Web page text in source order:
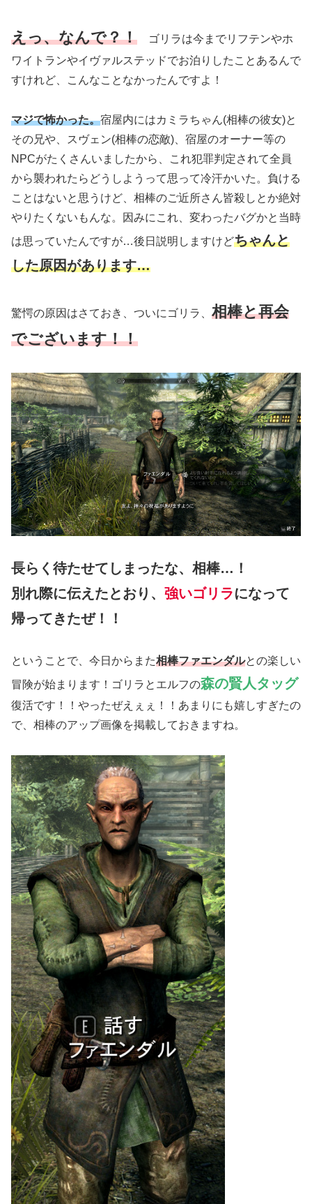
えっ、なんで？！ ゴリラは今までリフテンやホ
ワイトランやイヴァルステッドでお泊りしたことあるんで
すけれど、こんなことなかったんですよ！
マジで怖かった。宿屋内にはカミラちゃん(相棒の彼女)と
その兄や、スヴェン(相棒の恋敵) 、宿屋のオーナー等の
NPCがたくさんいましたから、これ犯罪判定されて全員
から襲われたらどうしようって思って冷汗かいた。負ける
ことはないと思うけど、相棒のご近所さん皆殺しとか絶対
やりたくないもんな。因みにこれ、変わったバグかと当時
は思っていたんですが…後日説明しますけどちゃんと
した原因があります…
驚愕の原因はさておき、ついにゴリラ、 相棒と再会
でございます！！
長らく待たせてしまったな、相棒…！
別れ際に伝えたとおり、 強いゴリラになって
帰ってきたぜ！！
ということで、今日からまた相棒ファエンダルとの楽しい
冒険が始まります！ゴリラとエルフの森の賢人タッグ
復活です！！やったぜえぇぇ！！あまりにも嬉しすぎたの
で、相棒のアップ画像を掲載しておきますね。